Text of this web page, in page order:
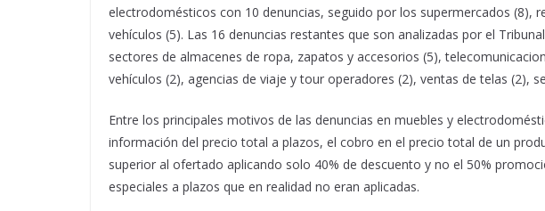
electrodomésticos con 10 denuncias, seguido por los supermercados (8),
vehículos (5). Las 16 denuncias restantes que son analizadas por el
sectores de almacenes de ropa, zapatos y accesorios (5),
vehículos (2), agencias de viaje y tour operadores (2), ventas de telas (2),
Entre los principales motivos de las denuncias en muebles y
información del precio total a plazos, el cobro en el precio total de un
superior al ofertado aplicando solo 40% de descuento y no el 50%
especiales a plazos que en realidad no eran aplicadas.